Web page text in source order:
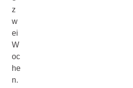
z
w
ei
W
oc
he
n.